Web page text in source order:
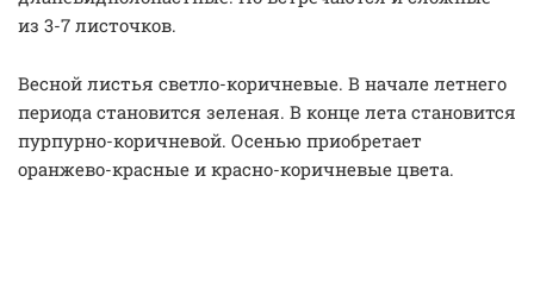
из 3-7 листочков.
Весной листья светло-коричневые. В начале летнего
периода становится зеленая. В конце лета становится
пурпурно-коричневой. Осенью приобретает
оранжево-красные и красно-коричневые цвета.